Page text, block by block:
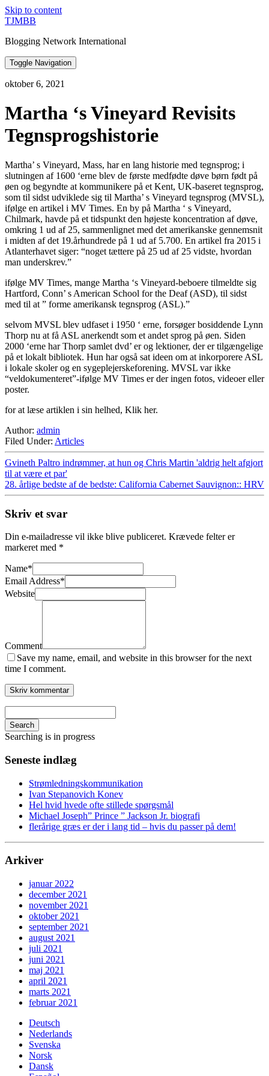
Skip to content
TJMBB
Blogging Network International
Toggle Navigation
oktober 6, 2021
Martha ‘s Vineyard Revisits
Tegnsprogshistorie
Martha’ s Vineyard, Mass, har en lang historie med tegnsprog; i
slutningen af 1600 ‘erne blev de første medfødte døve børn født på
øen og begyndte at kommunikere på et Kent, UK-baseret tegnsprog,
som til sidst udviklede sig til Martha’ s Vineyard tegnsprog (MVSL),
ifølge en artikel i MV Times. En by på Martha ‘ s Vineyard,
Chilmark, havde på et tidspunkt den højeste koncentration af døve,
omkring 1 ud af 25, sammenlignet med det amerikanske gennemsnit
i midten af det 19.århundrede på 1 ud af 5.700. En artikel fra 2015 i
Atlanterhavet siger: “noget tættere på 25 ud af 25 vidste, hvordan
man underskrev.”
ifølge MV Times, mange Martha ‘s Vineyard-beboere tilmeldte sig
Hartford, Conn’ s American School for the Deaf (ASD), til sidst
med til at ” forme amerikansk tegnsprog (ASL).”
selvom MVSL blev udfaset i 1950 ‘ erne, forsøger bosiddende Lynn
Thorp nu at få ASL anerkendt som et andet sprog på øen. Siden
2000 ‘erne har Thorp samlet dvd’ er og lektioner, der er tilgængelige
på et lokalt bibliotek. Hun har også sat ideen om at inkorporere ASL
i lokale skoler og en sygeplejerskeforening. MVSL var ikke
“veldokumenteret”-ifølge MV Times er der ingen fotos, videoer eller
poster.
for at læse artiklen i sin helhed, Klik her.
Author: admin
Filed Under: Articles
Gvineth Paltro indrømmer, at hun og Chris Martin 'aldrig helt afgjort
til at være et par'
28. årlige bedste af de bedste: California Cabernet Sauvignon:: HRV
Skriv et svar
Din e-mailadresse vil ikke blive publiceret. Krævede felter er
markeret med *
Name*
Email Address*
Website
Comment
Save my name, email, and website in this browser for the next
time I comment.
Search
Searching is in progress
Seneste indlæg
Strømledningskommunikation
Ivan Stepanovich Konev
Hel hvid hvede ofte stillede spørgsmål
Michael Joseph” Prince ” Jackson Jr. biografi
flerårige græs er der i lang tid – hvis du passer på dem!
Arkiver
januar 2022
december 2021
november 2021
oktober 2021
september 2021
august 2021
juli 2021
juni 2021
maj 2021
april 2021
marts 2021
februar 2021
Deutsch
Nederlands
Svenska
Norsk
Dansk